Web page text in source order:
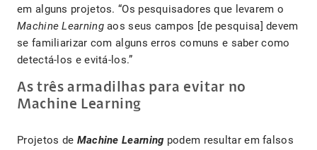
em alguns projetos. “Os pesquisadores que levarem o
Machine Learningaos seus campos [de pesquisa] devem
se familiarizar com alguns erros comuns e saber como
detectá-los e evitá-los.”
As três armadilhas para evitar no
Machine Learning
Projetos de Machine Learning podem resultar em falsos